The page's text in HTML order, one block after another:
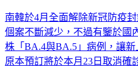
南韓於4月全面解除新冠防疫
個案不斷減少，不過有鑒於國
株「BA.4與BA.5」病例，讓
原本預訂將於本月23日取消確